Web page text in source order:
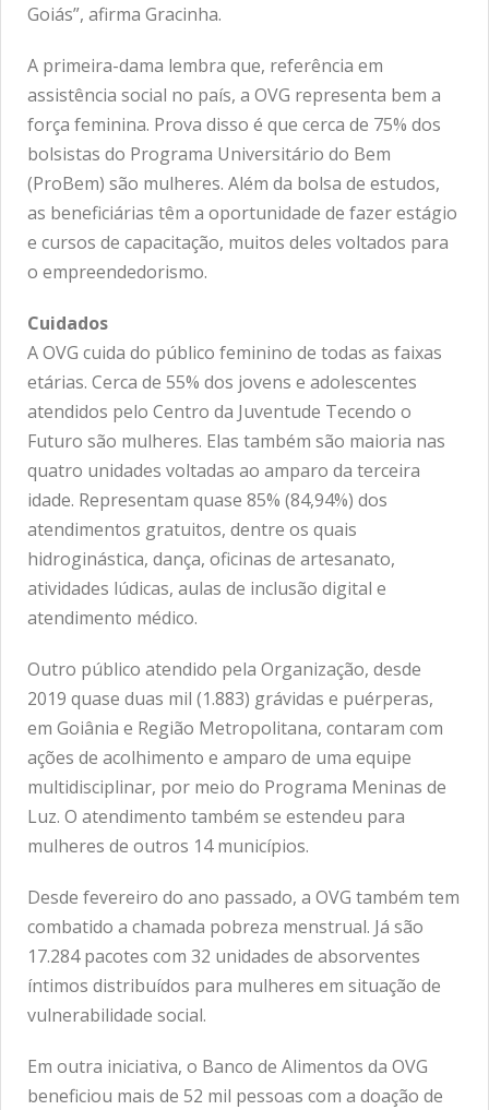
Goiás”, afirma Gracinha.
A primeira-dama lembra que, referência em
assistência social no país, a OVG representa bem a
força feminina. Prova disso é que cerca de 75% dos
bolsistas do Programa Universitário do Bem
(ProBem) são mulheres. Além da bolsa de estudos,
as beneficiárias têm a oportunidade de fazer estágio
e cursos de capacitação, muitos deles voltados para
o empreendedorismo.
Cuidados
A OVG cuida do público feminino de todas as faixas
etárias. Cerca de 55% dos jovens e adolescentes
atendidos pelo Centro da Juventude Tecendo o
Futuro são mulheres. Elas também são maioria nas
quatro unidades voltadas ao amparo da terceira
idade. Representam quase 85% (84,94%) dos
atendimentos gratuitos, dentre os quais
hidroginástica, dança, oficinas de artesanato,
atividades lúdicas, aulas de inclusão digital e
atendimento médico.
Outro público atendido pela Organização, desde
2019 quase duas mil (1.883) grávidas e puérperas,
em Goiânia e Região Metropolitana, contaram com
ações de acolhimento e amparo de uma equipe
multidisciplinar, por meio do Programa Meninas de
Luz. O atendimento também se estendeu para
mulheres de outros 14 municípios.
Desde fevereiro do ano passado, a OVG também tem
combatido a chamada pobreza menstrual. Já são
17.284 pacotes com 32 unidades de absorventes
íntimos distribuídos para mulheres em situação de
vulnerabilidade social.
Em outra iniciativa, o Banco de Alimentos da OVG
beneficiou mais de 52 mil pessoas com a doação de